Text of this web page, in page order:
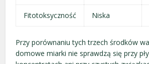
Fitotoksyczność Niska
Przy porównaniu tych trzech środków
domowe miarki nie sprawdzą się przy